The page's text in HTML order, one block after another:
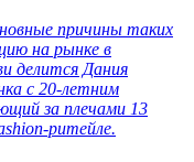
причины таких
на рынке в
делится Дания
с 20-летним
за плечами 13
ритейле.